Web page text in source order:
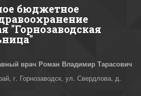
бюджетное
"Горнозаводская
врач Роман Владимир Тарасович
г. Горнозаводск, ул. Свердлова, д.